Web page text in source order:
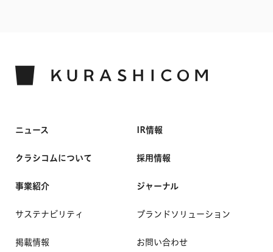
2018
ニュース
クラシコムについて
事業紹介
IR情報
採用情報
ジャーナル
サステナビリティ
掲載情報
ブランドソリューション
お問い合わせ